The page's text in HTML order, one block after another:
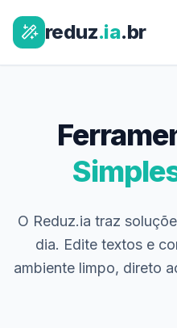
reduz.ia.br
O Reduz.ia traz
dia. Edite textos e
ambiente limpo, direto